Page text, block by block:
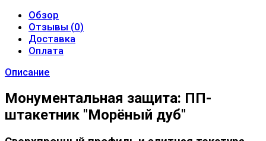
Обзор
Отзывы (0)
Доставка
Оплата
Описание
Монументальная защита: ПП-
штакетник "Морёный дуб"